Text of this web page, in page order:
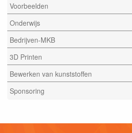
Voorbeelden
Onderwijs
Bedrijven-MKB
3D Printen
Bewerken van kunststoffen
Sponsoring